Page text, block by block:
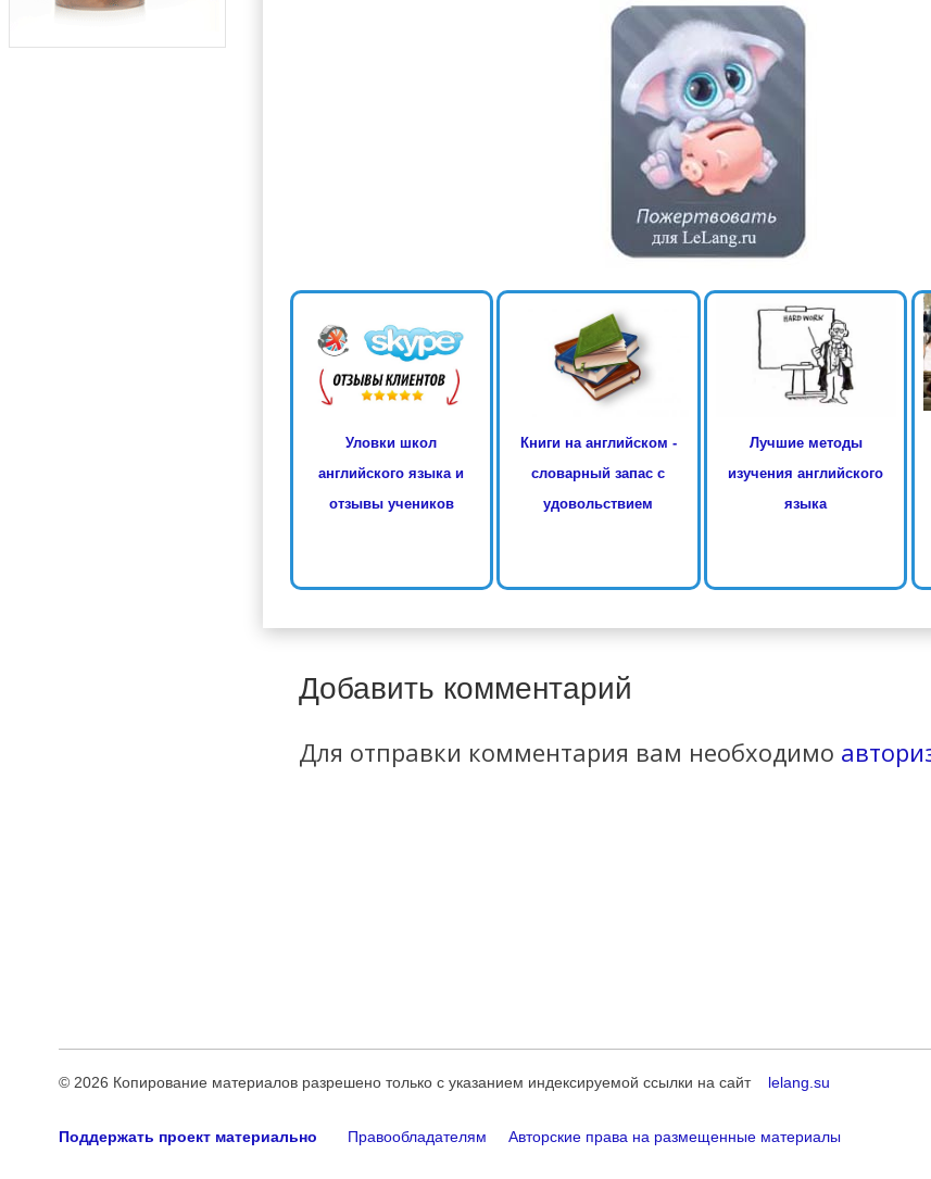
Уловки школ
английского языка и
отзывы учеников
Книги на английском -
словарный запас с
удовольствием
Лучшие методы
изучения английского
языка
Добавить комментарий
Для отправки комментария вам необходимо
© 2026 Копирование материалов разрешено только с указанием индексируемой ссылки на сайт lelang.su
Поддержать проект материально Правообладателям Авторские права на размещенные материалы